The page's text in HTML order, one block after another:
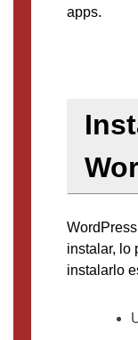
apps.
instalar, lo
instalarlo